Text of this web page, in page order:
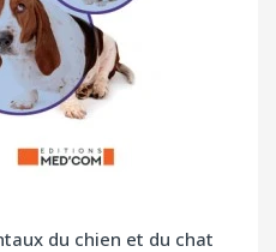
du chien et du chat